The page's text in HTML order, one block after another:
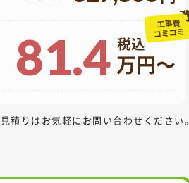
工事費
コミコミ
81.4 万円～
積りはお気軽にお問い合わせください。